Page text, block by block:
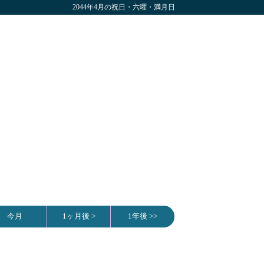
2044年4月の祝日・六曜・満月日
今月 1ヶ月後 > 1年後 >>